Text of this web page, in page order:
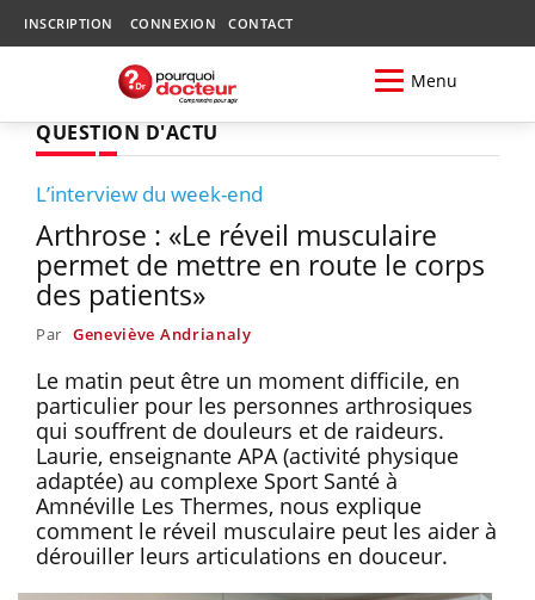
INSCRIPTION CONNEXION CONTACT
Menu
QUESTION D'ACTU
L’interview du week-end
Arthrose : «Le réveil musculaire
permet de mettre en route le corps
des patients»
Par Geneviève Andrianaly
Le matin peut être un moment difficile, en
particulier pour les personnes arthrosiques
qui souffrent de douleurs et de raideurs.
Laurie, enseignante APA (activité physique
adaptée) au complexe Sport Santé à
Amnéville Les Thermes, nous explique
comment le réveil musculaire peut les aider à
dérouiller leurs articulations en douceur.